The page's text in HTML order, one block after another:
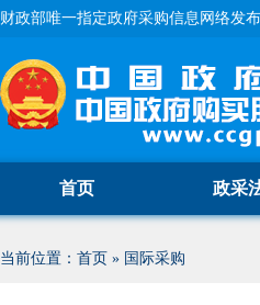
财政部唯一指定政府采购信息网络发
首页 政采
当前位置： 首页 » 国际采购